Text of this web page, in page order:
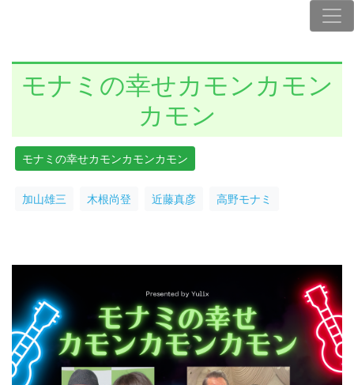
モナミの幸せカモンカモン
カモン
モナミの幸せカモンカモンカモン
加山雄三 木根尚登 近藤真彦 高野モナミ